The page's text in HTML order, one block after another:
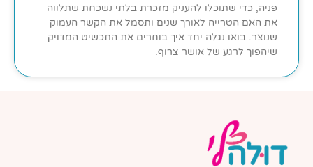
פניה, כדי שתוכלו להעניק מזכרת בלתי נשכחת שתלווה
את האם הטרייה לאורך שנים ותסמל את הקשר העמוק
שנוצר. בואו נגלה יחד איך בוחרים את התכשיט המדויק
שיהפוך לרגע של אושר צרוף.